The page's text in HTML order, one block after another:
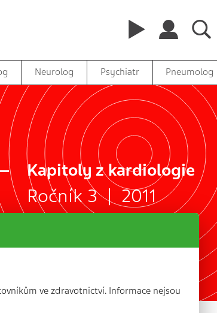
Neurolog Psychiatr Pneumolog
Kapitoly z kardiologie
Ročník 3 | 2011
ve zdravotnictví. Informace nejsou